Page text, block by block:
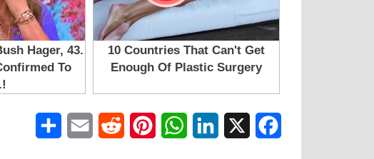
Facebook
LinkedIn
WhatsApp
Pinterest
Reddit
Email